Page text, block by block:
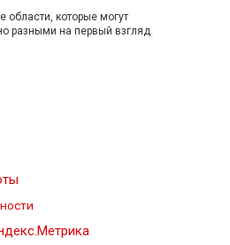
которые могут
разными на первый взгляд.